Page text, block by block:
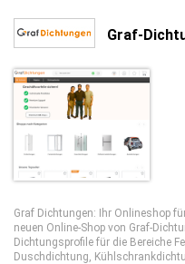
Graf-
Graf Dichtungen: Ihr Onlineshop
neuen Online-Shop von Graf-
Dichtungsprofile für die Bereiche
Duschdichtung,